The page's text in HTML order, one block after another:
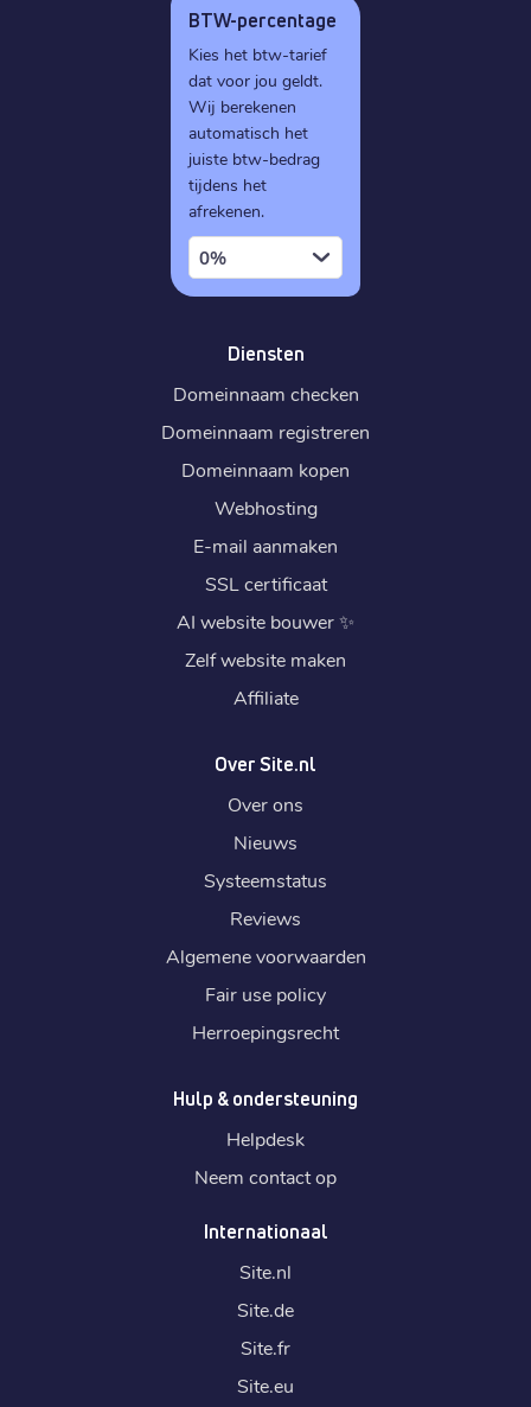
BTW-percentage
Kies het btw-tarief
dat voor jou geldt.
Wij berekenen
automatisch het
juiste btw-bedrag
tijdens het
afrekenen.
0%
Diensten
Domeinnaam checken
Domeinnaam registreren
Domeinnaam kopen
Webhosting
E-mail aanmaken
SSL certificaat
AI website bouwer✨
Zelf website maken
Affiliate
Over Site.nl
Over ons
Nieuws
Systeemstatus
Reviews
Algemene voorwaarden
Fair use policy
Herroepingsrecht
Hulp & ondersteuning
Helpdesk
Neem contact op
Internationaal
Site.nl
Site.de
Site.fr
Site.eu